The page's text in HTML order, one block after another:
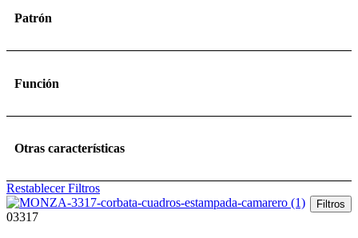
Patrón
Función
Otras características
Restablecer Filtros
Filtros
03317